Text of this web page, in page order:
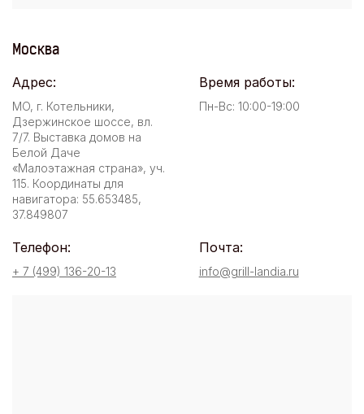
Москва
Адрес:
МО, г. Котельники,
Дзержинское шоссе, вл.
7/7. Выставка домов на
Белой Даче
«Малоэтажная страна», уч.
115. Координаты для
навигатора: 55.653485,
37.849807
Время работы:
Пн-Вс: 10:00-19:00
Телефон:
+ 7 (499) 136-20-13
Почта:
info@grill-landia.ru